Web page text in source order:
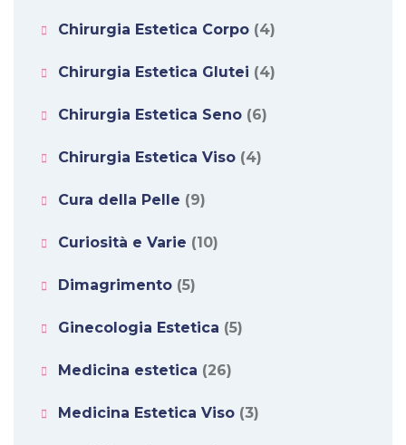
Chirurgia Estetica Corpo (4)
Chirurgia Estetica Glutei (4)
Chirurgia Estetica Seno (6)
Chirurgia Estetica Viso (4)
Cura della Pelle (9)
Curiosità e Varie (10)
Dimagrimento (5)
Ginecologia Estetica (5)
Medicina estetica (26)
Medicina Estetica Viso (3)